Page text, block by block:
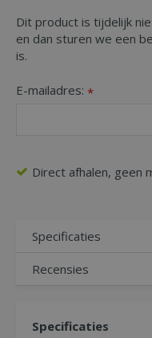
Dit product is tijdelijk
en dan sturen we een
is.
E-mailadres: *
Direct afhalen, geen
Specificaties
Recensies
Specificaties